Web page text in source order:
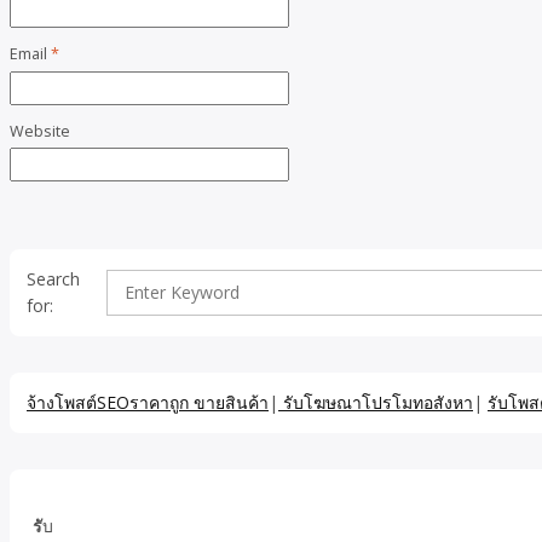
Email *
Website
Search
for:
จ้างโพสต์SEOราคาถูก ขายสินค้า | รับโฆษณาโปรโมทอสังหา | รับโพ
รับ